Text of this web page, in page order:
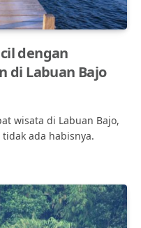
dengan
di Labuan Bajo
wisata di Labuan Bajo,
tidak ada habisnya.